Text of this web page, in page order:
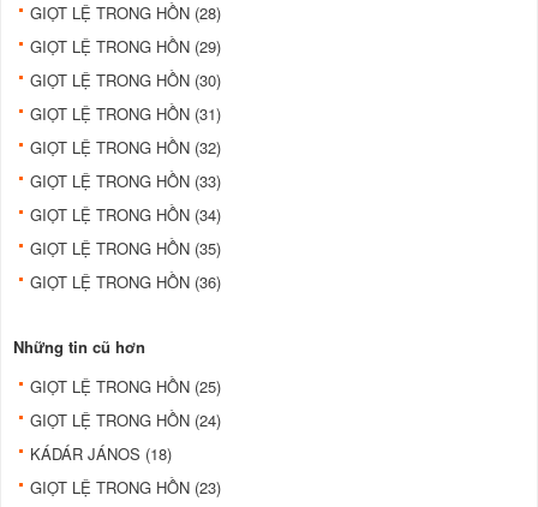
GIỌT LỆ TRONG HỒN (28)
GIỌT LỆ TRONG HỒN (29)
GIỌT LỆ TRONG HỒN (30)
GIỌT LỆ TRONG HỒN (31)
GIỌT LỆ TRONG HỒN (32)
GIỌT LỆ TRONG HỒN (33)
GIỌT LỆ TRONG HỒN (34)
GIỌT LỆ TRONG HỒN (35)
GIỌT LỆ TRONG HỒN (36)
Những tin cũ hơn
GIỌT LỆ TRONG HỒN (25)
GIỌT LỆ TRONG HỒN (24)
KÁDÁR JÁNOS (18)
GIỌT LỆ TRONG HỒN (23)